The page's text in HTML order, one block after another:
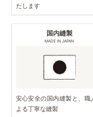
たします
国内縫製
MADE IN JAPAN
安心安全の国内縫製と、職
よる丁寧な縫製